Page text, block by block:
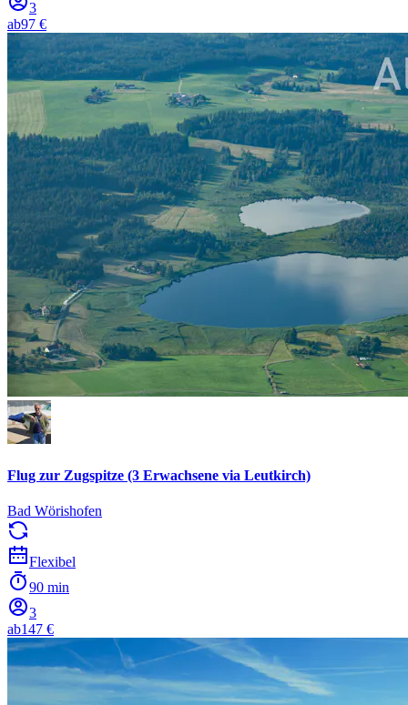
3
ab97 €
Flug zur Zugspitze (3 Erwachsene via Leutkirch)
Bad Wörishofen
Flexibel
90 min
3
ab147 €